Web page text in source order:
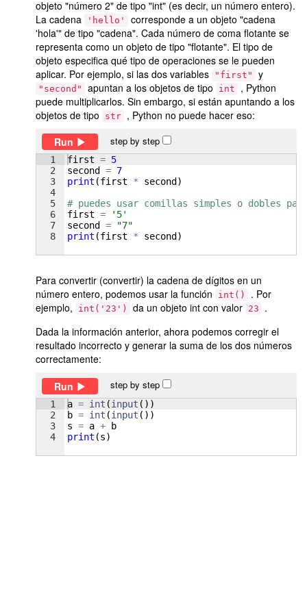
objeto "número 2" de tipo "int" (es decir, un número entero).
La cadena
'hello'
corresponde a un objeto "cadena
'hola'" de tipo "cadena". Cada número de coma flotante se
representa como un objeto de tipo "flotante". El tipo de
objeto especifica qué tipo de operaciones se le pueden
aplicar. Por ejemplo, si las dos variables
"first" y
"second" apuntan a los objetos de tipo int
, Python
puede multiplicarlos. Sin embargo, si están apuntando a los
objetos de tipo
str , Python no puede hacer eso:
Run
step by step
1
2
3
4
5
6
7
8
first = 5
second
= 7
print (first * second )
# puedes usar comillas simples o dobles
first =
'5'
second
=
"7"
print (first * second )
Para convertir (convertir) la cadena de dígitos en un
número entero, podemos usar la función
int()
. Por
ejemplo,
int('23') da un objeto int con valor 23
.
Dada la información anterior, ahora podemos corregir el
resultado incorrecto y generar la suma de los dos números
correctamente:
Run
step by step
1
2
3
4
a = int (input ( ))
b = int (input ( ))
s = a +
b
print (s)